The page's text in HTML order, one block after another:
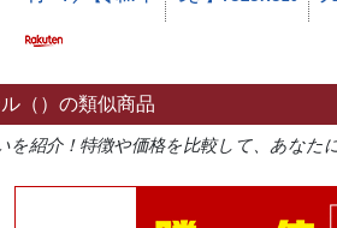
（）の類似商品
を紹介！特徴や価格を比較して、あな